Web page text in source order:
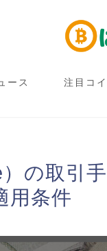
ース 注目コ
の取引
用条件